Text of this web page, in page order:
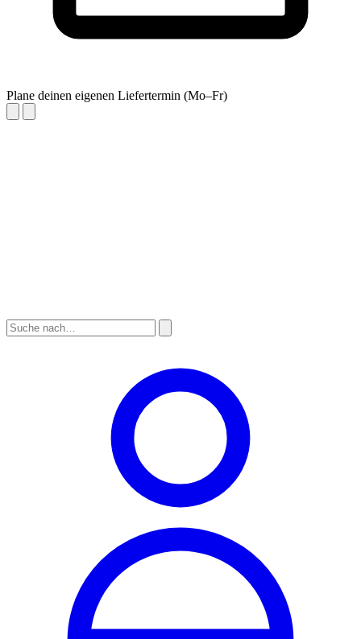
Plane deinen eigenen Liefertermin (Mo–Fr)